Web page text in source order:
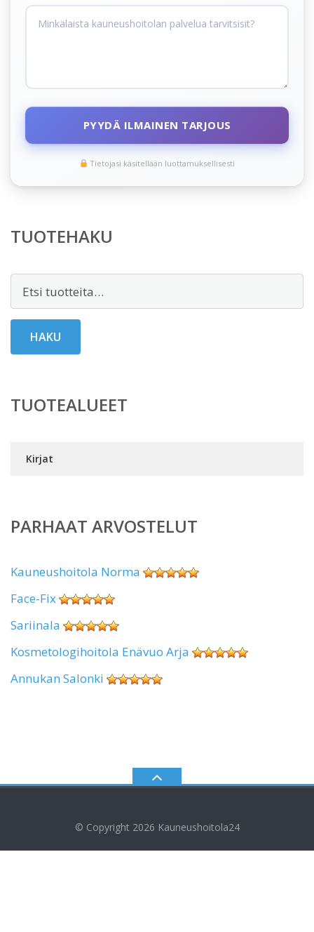
PYYDÄ ILMAINEN TARJOUS
Tietojasi käsitellään luottamuksellisesti
TUOTEHAKU
HAKU
TUOTEALUEET
Kirjat
PARHAAT ARVOSTELUT
Kauneushoitola Norma
Face-Fix
Sariinala
Kosmetologihoitola Enävuo Arja
Annukan Salonki
© Copyright 2026 Kauneushoitola24